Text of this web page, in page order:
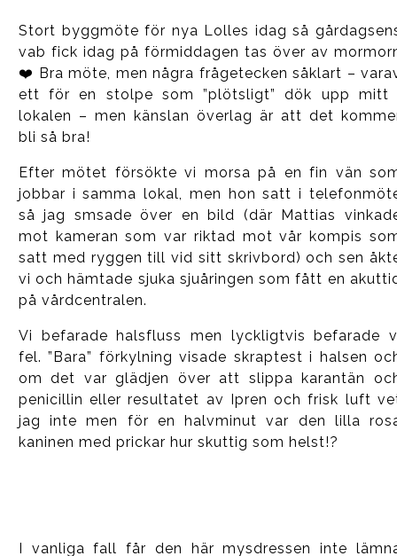
Stort byggmöte för nya Lolles idag så
vab fick idag på förmiddagen tas över av
❤️ Bra möte, men några frågetecken såklart –
ett för en stolpe som ”plötsligt” dök upp mitt
lokalen – men känslan överlag är att det
bli så bra!
Efter mötet försökte vi morsa på en fin vän
jobbar i samma lokal, men hon satt i
så jag smsade över en bild (där Mattias
mot kameran som var riktad mot vår kompis
satt med ryggen till vid sitt skrivbord) och sen
vi och hämtade sjuka sjuåringen som fått en
på vårdcentralen.
Vi befarade halsfluss men lyckligtvis befarade
fel. ”Bara” förkylning visade skraptest i halsen
om det var glädjen över att slippa karantän
penicillin eller resultatet av Ipren och frisk luft
jag inte men för en halvminut var den lilla
kaninen med prickar hur skuttig som helst!?
I vanliga fall får den här mysdressen inte